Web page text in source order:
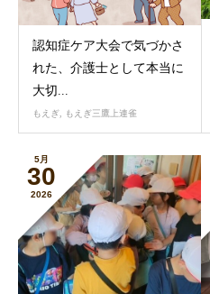
認知症ケア大会で気づかさ
れた、介護士として本当に
大切...
もえぎ, もえぎ三鷹上連雀
5月
30
2026